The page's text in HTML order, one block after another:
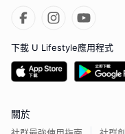
下載 U Lifestyle應用程式
關於